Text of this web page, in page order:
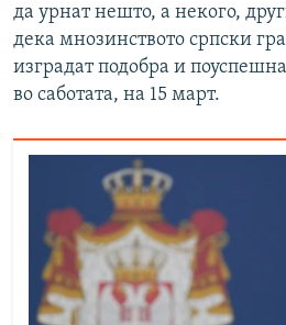
да урнат нешто, а некого,
дека мнозинството српски
изградат подобра и
во саботата, на 15 март.